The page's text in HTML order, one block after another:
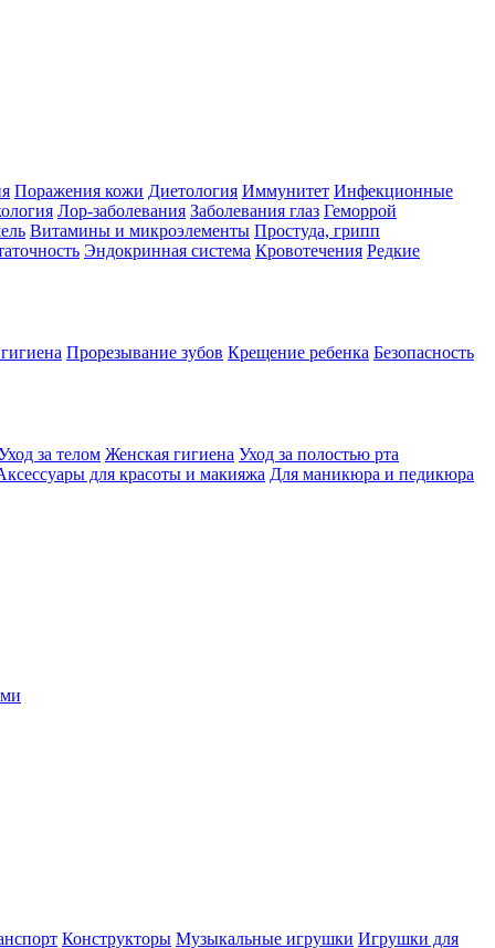
Поражения кожи Диетология Иммунитет Инфекционные
Лор-заболевания Заболевания глаз Геморрой
Витамины и микроэлементы Простуда, грипп
Эндокринная система Кровотечения Редкие
Прорезывание зубов Крещение ребенка Безопасность
за телом Женская гигиена Уход за полостью рта
для красоты и макияжа Для маникюра и педикюра
Конструкторы Музыкальные игрушки Игрушки для